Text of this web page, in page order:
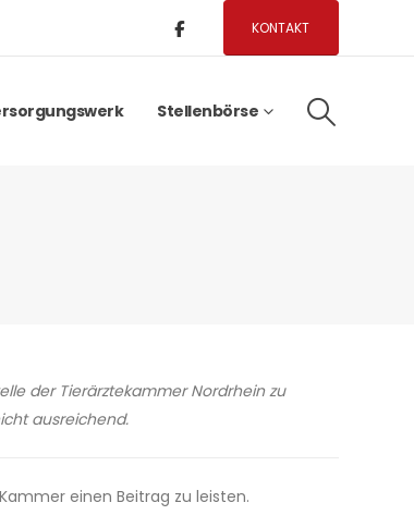
KONTAKT
Stellenbörse
der Tierärztekammer Nordrhein zu
ausreichend.
einen Beitrag zu leisten.